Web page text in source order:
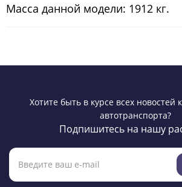
Масса данной модели: 1912 кг.
Хотите быть в курсе всех новостей
автотранспорта?
Подпишитесь на нашу